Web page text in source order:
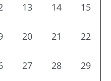
13 14 15
20 21 22
27 28 29